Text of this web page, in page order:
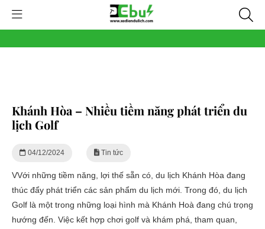
Khánh Hòa – Nhiều tiềm năng phát triển du
lịch Golf
04/12/2024 Tin tức
VVới những tiềm năng, lợi thế sẵn có, du lịch Khánh Hòa đang
thúc đẩy phát triển các sản phẩm du lịch mới. Trong đó, du lịch
Golf là một trong những loại hình mà Khánh Hoà đang chú trọng
hướng đến. Việc kết hợp chơi golf và khám phá, tham quan,